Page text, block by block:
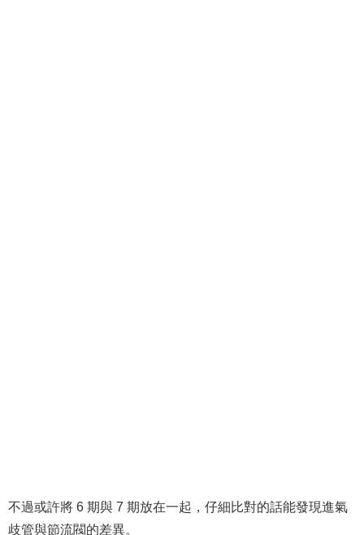
不過或許將 6 期與 7 期放在一起，仔細比對的話能發現進氣
歧管與節流閥的差異。